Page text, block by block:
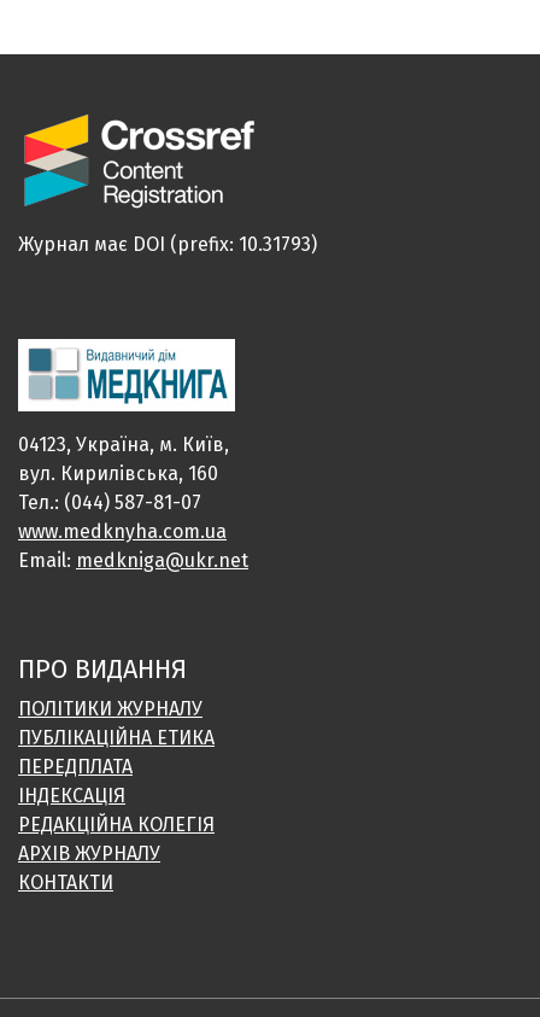
Журнал має DOI (prefix: 10.31793)
04123, Україна, м. Київ,
вул. Кирилівська, 160
Тел.: (044) 587-81-07
www.medknyha.com.ua
Email: medkniga@ukr.net
ПРО ВИДАННЯ
ПОЛІТИКИ ЖУРНАЛУ
ПУБЛІКАЦІЙНА ЕТИКА
ПЕРЕДПЛАТА
ІНДЕКСАЦІЯ
РЕДАКЦІЙНА КОЛЕГІЯ
АРХІВ ЖУРНАЛУ
КОНТАКТИ